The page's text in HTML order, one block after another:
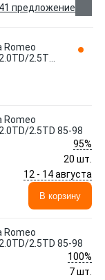
предложение
Romeo
2.5TD
Romeo
2.5TD 85-98
95%
20 шт.
12 - 14 августа
В корзину
Romeo
2.5TD 85-98
100%
7 шт.